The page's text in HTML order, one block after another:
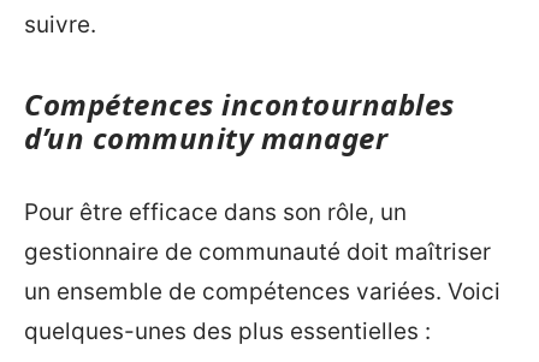
suivre.
Compétences incontournables
d’un community manager
Pour être efficace dans son rôle, un
gestionnaire de communauté doit maîtriser
un ensemble de compétences variées. Voici
quelques-unes des plus essentielles :